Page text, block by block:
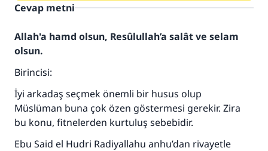
Cevap metni
Allah'a hamd olsun, Resûlullah’a salât ve selam
olsun.
Birincisi:
İyi arkadaş seçmek önemli bir husus olup
Müslüman buna çok özen göstermesi gerekir. Zira
bu konu, fitnelerden kurtuluş sebebidir.
Ebu Said el Hudri Radiyallahu anhu’dan rivayetle